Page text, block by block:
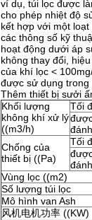
ví dụ, túi lọc được
cho phép nhiệt độ
kết hợp với một
các thông số kỹ
hoạt động dưới áp
không thay đổi,
của khí lọc <
được sử dụng trong
Thêm thiết bị sưởi
Khối lượng
không khí xử lý
((m3/h)
Tối
Chống của
thiết bị ((Pa)
Tối
Vùng lọc ((m2)
Số lượng túi lọc
Mô hình van Ash
风机电机功率 ((KW)